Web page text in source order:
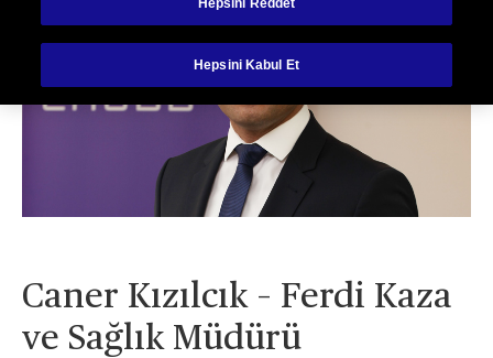
Caner Kızılcık – Ferdi Kaza
ve Sağlık Müdürü
Hepsini Reddet
Hepsini Kabul Et